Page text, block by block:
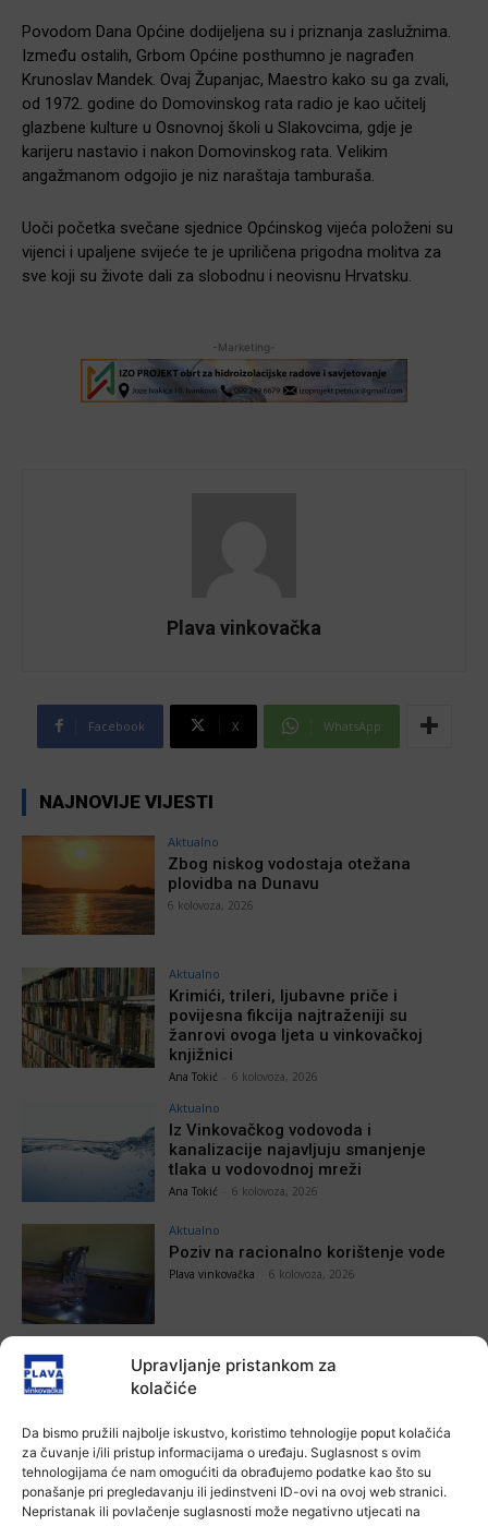
Upravljanje pristankom za
kolačiće
Da bismo pružili najbolje iskustvo, koristimo tehnologije poput kolačića
za čuvanje i/ili pristup informacijama o uređaju. Suglasnost s ovim
tehnologijama će nam omogućiti da obrađujemo podatke kao što su
ponašanje pri pregledavanju ili jedinstveni ID-ovi na ovoj web stranici.
Nepristanak ili povlačenje suglasnosti može negativno utjecati na
Povodom Dana Općine dodijeljena su i priznanja zaslužnima.
Između ostalih, Grbom Općine posthumno je nagrađen
Krunoslav Mandek. Ovaj Županjac, Maestro kako su ga zvali,
od 1972. godine do Domovinskog rata radio je kao učitelj
glazbene kulture u Osnovnoj školi u Slakovcima, gdje je
karijeru nastavio i nakon Domovinskog rata. Velikim
angažmanom odgojio je niz naraštaja tamburaša.
Uoči početka svečane sjednice Općinskog vijeća položeni su
vijenci i upaljene svijeće te je upriličena prigodna molitva za
sve koji su živote dali za slobodnu i neovisnu Hrvatsku.
-Marketing-
Plava vinkovačka
Facebook X WhatsApp
NAJNOVIJE VIJESTI
Aktualno
Zbog niskog vodostaja otežana
plovidba na Dunavu
6 kolovoza, 2026
Aktualno
Krimići, trileri, ljubavne priče i
povijesna fikcija najtraženiji su
žanrovi ovoga ljeta u vinkovačkoj
knjižnici
Ana Tokić 6 kolovoza, 2026
Aktualno
Iz Vinkovačkog vodovoda i
kanalizacije najavljuju smanjenje
tlaka u vodovodnoj mreži
Ana Tokić 6 kolovoza, 2026
Aktualno
Poziv na racionalno korištenje vode
Plava vinkovačka 6 kolovoza, 2026
Aktualno
Zbog niskog vodostaja otežana
plovidba na Dunavu
6 kolovoza, 2026